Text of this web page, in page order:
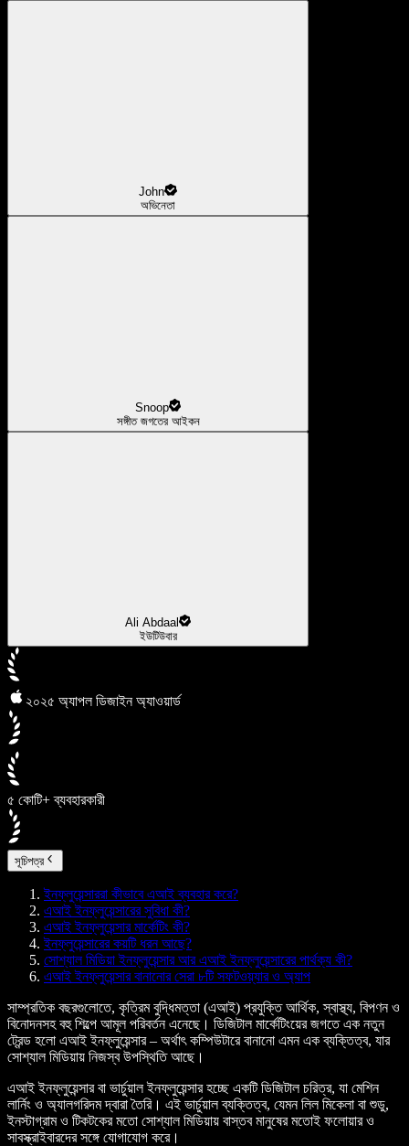
John
অভিনেতা
Snoop
সঙ্গীত জগতের আইকন
Ali Abdaal
ইউটিউবার
২০২৫ অ্যাপল ডিজাইন অ্যাওয়ার্ড
৫ কোটি+ ব্যবহারকারী
সূচিপত্র
ইনফ্লুয়েন্সাররা কীভাবে এআই ব্যবহার করে?
এআই ইনফ্লুয়েন্সারের সুবিধা কী?
এআই ইনফ্লুয়েন্সার মার্কেটিং কী?
ইনফ্লুয়েন্সারের কয়টি ধরন আছে?
সোশ্যাল মিডিয়া ইনফ্লুয়েন্সার আর এআই ইনফ্লুয়েন্সারের পার্থক্য কী?
এআই ইনফ্লুয়েন্সার বানানোর সেরা ৮টি সফটওয়্যার ও অ্যাপ
সাম্প্রতিক বছরগুলোতে, কৃত্রিম বুদ্ধিমত্তা (এআই) প্রযুক্তি আর্থিক, স্বাস্থ্য, বিপণন ও
বিনোদনসহ বহু শিল্পে আমূল পরিবর্তন এনেছে। ডিজিটাল মার্কেটিংয়ের জগতে এক নতুন
ট্রেন্ড হলো এআই ইনফ্লুয়েন্সার – অর্থাৎ কম্পিউটারে বানানো এমন এক ব্যক্তিত্ব, যার
সোশ্যাল মিডিয়ায় নিজস্ব উপস্থিতি আছে।
এআই ইনফ্লুয়েন্সার বা ভার্চুয়াল ইনফ্লুয়েন্সার হচ্ছে একটি ডিজিটাল চরিত্র, যা মেশিন
লার্নিং ও অ্যালগরিদম দ্বারা তৈরি। এই ভার্চুয়াল ব্যক্তিত্ব, যেমন লিল মিকেলা বা শুডু,
ইনস্টাগ্রাম ও টিকটকের মতো সোশ্যাল মিডিয়ায় বাস্তব মানুষের মতোই ফলোয়ার ও
সাবস্ক্রাইবারদের সঙ্গে যোগাযোগ করে।